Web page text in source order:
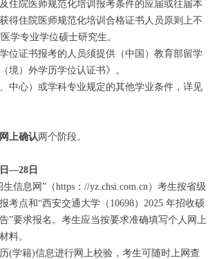
住院医师规范化培训报考条件的应届或往届本
得住院医师规范化培训合格证书人员原则上不
学专业学位硕士研究生。
位证书报考的人员须提供（中国）教育部留学
境）外学历学位认证书》。
中心）或学科专业规定的其他学业条件，详见
网上确认两个阶段。
—28日
信息网”（https：//yz.chsi.com.cn）考生按省级
考点和“西安交通大学（10698）2025 年招收硕
”要求报名。考生应当按要求准确填写个人网上
料。
(学籍)信息进行网上校验，考生可随时上网查